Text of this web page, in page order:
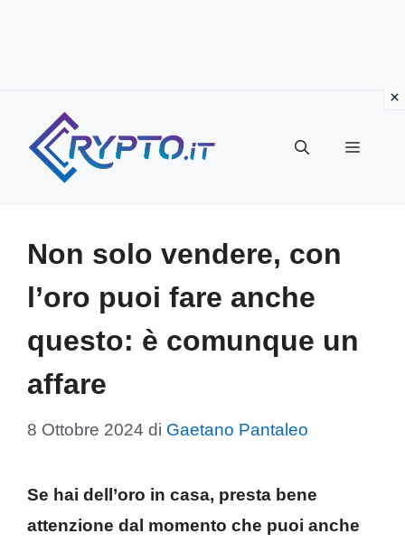
contenuto
Menu
Non solo vendere, con
l’oro puoi fare anche
questo: è comunque un
affare
8 Ottobre 2024 di Gaetano Pantaleo
Se hai dell’oro in casa, presta bene
attenzione dal momento che puoi anche